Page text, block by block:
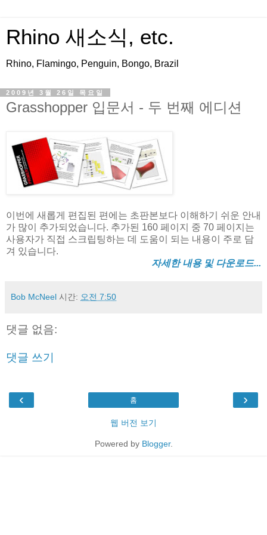
Rhino 새소식, etc.
Rhino, Flamingo, Penguin, Bongo, Brazil
2009년 3월 26일 목요일
Grasshopper 입문서 - 두 번째 에디션
이번에 새롭게 편집된 편에는 초판본보다 이해하기 쉬운 안내
가 많이 추가되었습니다. 추가된 160 페이지 중 70 페이지는
사용자가 직접 스크립팅하는 데 도움이 되는 내용이 주로 담
겨 있습니다.
자세한 내용 및 다운로드...
Bob McNeel 시간: 오전 7:50
댓글 없음:
댓글 쓰기
‹ ›
홈
웹 버전 보기
Powered by Blogger.